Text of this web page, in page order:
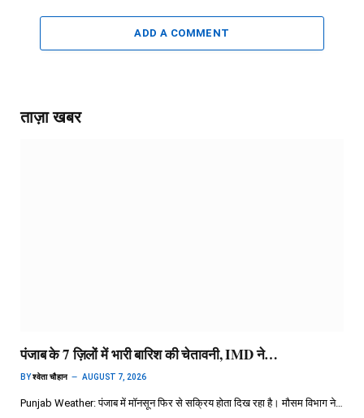
ADD A COMMENT
ताज़ा खबर
पंजाब के 7 ज़िलों में भारी बारिश की चेतावनी, IMD ने…
BYश्वेता चौहान AUGUST 7, 2026
Punjab Weather: पंजाब में मॉनसून फिर से सक्रिय होता दिख रहा है। मौसम विभाग ने…